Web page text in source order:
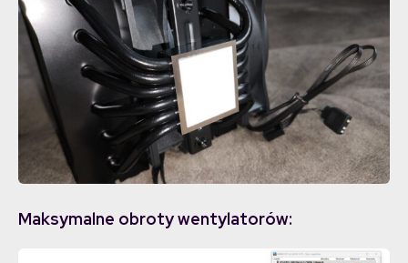
Maksymalne obroty wentylatorów: